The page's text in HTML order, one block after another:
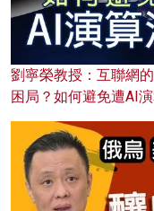
劉寧榮教授：互聯網
困局？如何避免遭AI